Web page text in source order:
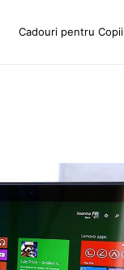
Cadouri pentru Copii